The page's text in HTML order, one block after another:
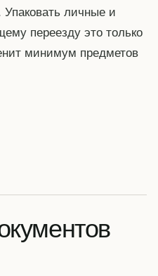
личные и
переезду это только
минимум предметов